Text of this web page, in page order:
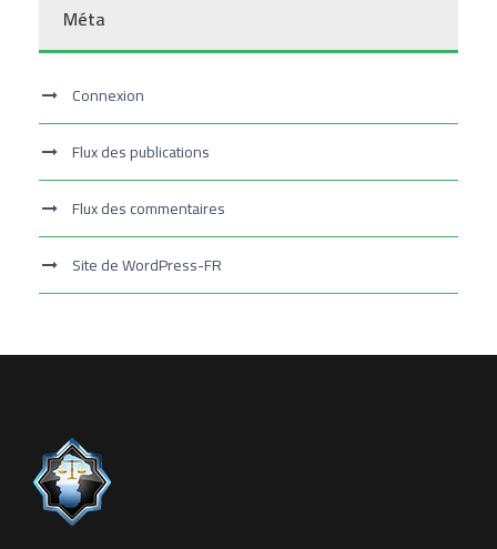
Méta
Connexion
Flux des publications
Flux des commentaires
Site de WordPress-FR